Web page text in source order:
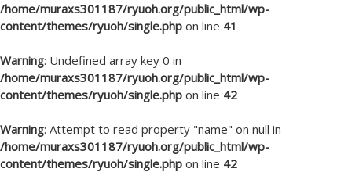
/home/muraxs301187/ryuoh.org/public_html/wp-
content/themes/ryuoh/single.php on line 41
Warning: Undefined array key 0 in
/home/muraxs301187/ryuoh.org/public_html/wp-
content/themes/ryuoh/single.php on line 42
Warning: Attempt to read property "name" on null in
/home/muraxs301187/ryuoh.org/public_html/wp-
content/themes/ryuoh/single.php on line 42